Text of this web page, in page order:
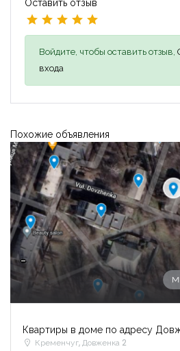
Войдите, чтобы оставить отзыв,
входа
Похожие объявления
-
Квартиры в доме по адресу
Кременчуг, Довженка 2